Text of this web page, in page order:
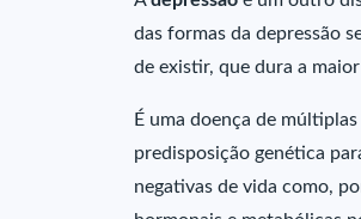
das formas da depressão
de existir, que dura a
É uma doença de
predisposição genética
negativas de vida como,